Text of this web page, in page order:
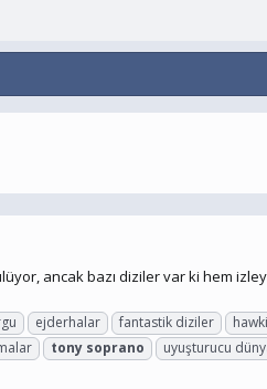
ancak bazı diziler var ki hem
ejderhalar fantastik diziler
tony soprano uyuşturucu